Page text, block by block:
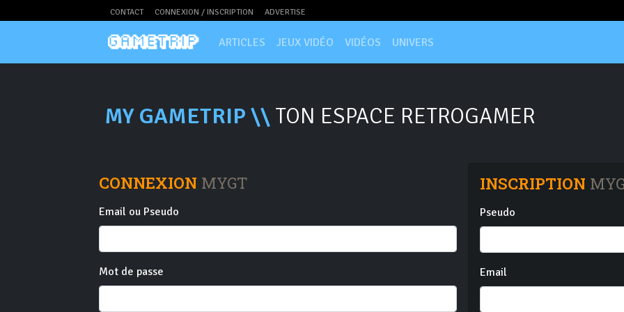
CONTACT CONNEXION / INSCRIPTION ADVERTISE
ARTICLES JEUX VIDÉO VIDÉOS UNIVERS
MY GAMETRIP \\ TON ESPACE RETROGAMER
CONNEXION MYGT
Email ou Pseudo
Mot de passe
INSCRIPTION
Pseudo
Email